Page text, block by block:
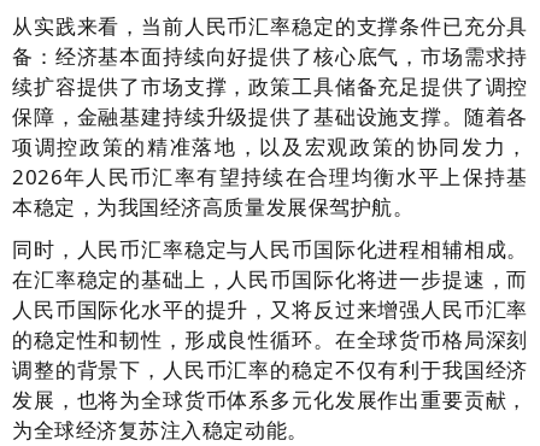
从实践来看，当前人民币汇率稳定的支撑条件已充分具
备：经济基本面持续向好提供了核心底气，市场需求持
续扩容提供了市场支撑，政策工具储备充足提供了调控
保障，金融基建持续升级提供了基础设施支撑。随着各
项调控政策的精准落地，以及宏观政策的协同发力，
2026年人民币汇率有望持续在合理均衡水平上保持基
本稳定，为我国经济高质量发展保驾护航。
同时，人民币汇率稳定与人民币国际化进程相辅相成。
在汇率稳定的基础上，人民币国际化将进一步提速，而
人民币国际化水平的提升，又将反过来增强人民币汇率
的稳定性和韧性，形成良性循环。在全球货币格局深刻
调整的背景下，人民币汇率的稳定不仅有利于我国经济
发展，也将为全球货币体系多元化发展作出重要贡献，
为全球经济复苏注入稳定动能。